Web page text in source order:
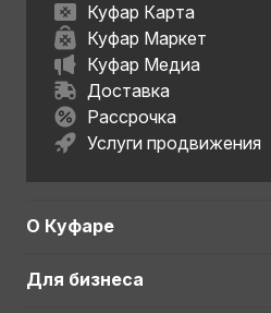
Куфар Карта
Куфар Маркет
Куфар Медиа
Доставка
Рассрочка
Услуги продвижения
О Куфаре
Для бизнеса